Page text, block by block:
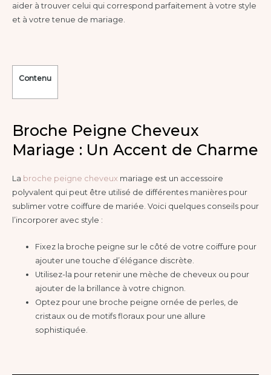
aider à trouver celui qui correspond parfaitement à votre style
et à votre tenue de mariage.
Contenu
Broche Peigne Cheveux
Mariage : Un Accent de Charme
La broche peigne cheveux mariage est un accessoire
polyvalent qui peut être utilisé de différentes manières pour
sublimer votre coiffure de mariée. Voici quelques conseils pour
l’incorporer avec style :
Fixez la broche peigne sur le côté de votre coiffure pour
ajouter une touche d’élégance discrète.
Utilisez-la pour retenir une mèche de cheveux ou pour
ajouter de la brillance à votre chignon.
Optez pour une broche peigne ornée de perles, de
cristaux ou de motifs floraux pour une allure
sophistiquée.